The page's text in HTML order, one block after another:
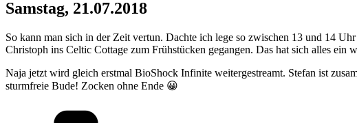
Samstag, 21.07.2018
So kann man sich in der Zeit vertun. Dachte ich lege so zwischen 13 und 14
Christoph ins Celtic Cottage zum Frühstücken gegangen. Das hat sich alles
Naja jetzt wird gleich erstmal BioShock Infinite weitergestreamt. Stefan ist
sturmfreie Bude! Zocken ohne Ende 😀